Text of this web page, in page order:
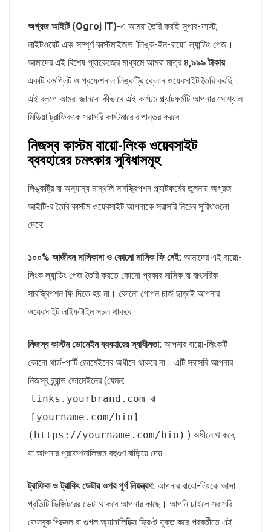
অগ্রজ আইটি (Ogroj IT)-এ আমরা তৈরি করছি সুপার-ফাস্ট,
লাইটওয়েট এবং সম্পূর্ণ কাস্টমাইজড ‘লিঙ্ক-ইন-বায়ো’ ল্যান্ডিং পেজ।
আমাদের এই বিশেষ প্যাকেজের মাধ্যমে আমরা মাত্র ৪,৯৯৯ টাকায়
একটি কমপ্লিট ও প্রফেশনাল লিঙ্কট্রি ক্লোন ওয়েবসাইট তৈরি করছি।
এই ব্লগে আমরা জানবো কীভাবে এই কাস্টম প্ল্যাটফর্মটি আপনার সোশ্যাল
মিডিয়া ট্রাফিককে সরাসরি কাস্টমারে রূপান্তর করবে।
নিজস্ব কাস্টম বায়ো-লিংক ওয়েবসাইট
ব্যবহারের চমৎকার সুবিধাসমূহ
লিঙ্কট্রি বা অন্যান্য মান্থলি সাবস্ক্রিপশন প্ল্যাটফর্মের তুলনায় অগ্রজ
আইটি-র তৈরি কাস্টম ওয়েবসাইট আপনাকে সরাসরি নিচের সুবিধাগুলো
দেবে:
১০০% আজীবন মালিকানা ও কোনো মাসিক ফি নেই: আমাদের এই বায়ো-
লিংক ল্যান্ডিং পেজ তৈরি করতে কোনো প্রকার মাসিক বা বাৎসরিক
সাবস্ক্রিপশন ফি দিতে হয় না। কোনো গোপন চার্জ ছাড়াই আপনার
ওয়েবসাইট লাইফটাইম সচল থাকবে।
নিজস্ব কাস্টম ডোমেইন ব্যবহারের স্বাধীনতা: আপনার বায়ো-লিংকটি
কোনো থার্ড-পার্টি ডোমেইনের অধীনে থাকবে না। এটি সরাসরি আপনার
নিজস্ব ব্র্যান্ড ডোমেইনের (যেমন:
links.yourbrand.com বা
[yourname.com/bio]
(https://yourname.com/bio) ) অধীনে থাকবে,
যা আপনার প্রফেশনালিজম বহুগুণ বাড়িয়ে দেয়।
ট্রাফিক ও ট্রাকিং ডেটার ওপর পূর্ণ নিয়ন্ত্রণ: আপনার বায়ো-লিংকে আসা
প্রতিটি ভিজিটরের ডেটা থাকবে আপনার কাছে। আপনি চাইলে সরাসরি
ফেসবুক পিক্সেল বা গুগল অ্যানালিটিক্স স্ক্রিপ্ট যুক্ত করে পরবর্তীতে এই